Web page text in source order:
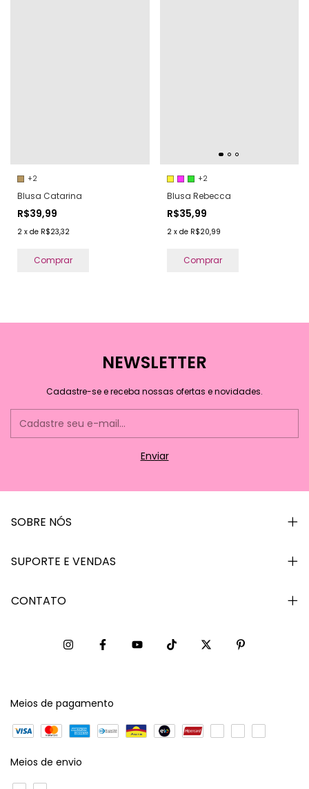
+2
Blusa Catarina
R$39,99
2 x de R$23,32
Comprar
+2
Blusa Rebecca
R$35,99
2 x de R$20,99
Comprar
NEWSLETTER
Cadastre-se e receba nossas ofertas e novidades.
SOBRE NÓS
SUPORTE E VENDAS
CONTATO
Meios de pagamento
Meios de envio